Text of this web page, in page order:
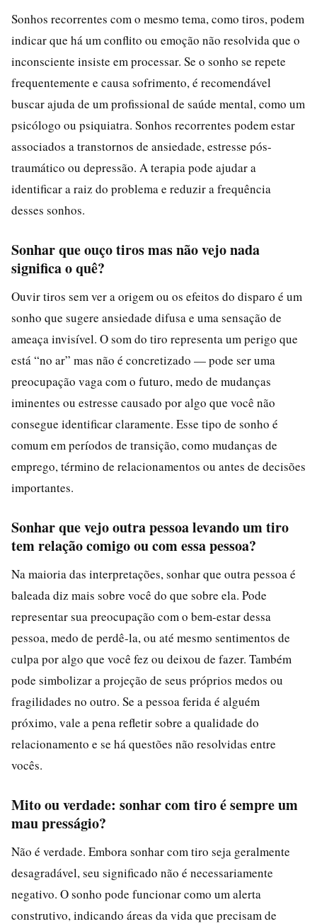
Sonhos recorrentes com o mesmo tema, como tiros, podem
indicar que há um conflito ou emoção não resolvida que o
inconsciente insiste em processar. Se o sonho se repete
frequentemente e causa sofrimento, é recomendável
buscar ajuda de um profissional de saúde mental, como um
psicólogo ou psiquiatra. Sonhos recorrentes podem estar
associados a transtornos de ansiedade, estresse pós-
traumático ou depressão. A terapia pode ajudar a
identificar a raiz do problema e reduzir a frequência
desses sonhos.
Sonhar que ouço tiros mas não vejo nada
significa o quê?
Ouvir tiros sem ver a origem ou os efeitos do disparo é um
sonho que sugere ansiedade difusa e uma sensação de
ameaça invisível. O som do tiro representa um perigo que
está “no ar” mas não é concretizado — pode ser uma
preocupação vaga com o futuro, medo de mudanças
iminentes ou estresse causado por algo que você não
consegue identificar claramente. Esse tipo de sonho é
comum em períodos de transição, como mudanças de
emprego, término de relacionamentos ou antes de decisões
importantes.
Sonhar que vejo outra pessoa levando um tiro
tem relação comigo ou com essa pessoa?
Na maioria das interpretações, sonhar que outra pessoa é
baleada diz mais sobre você do que sobre ela. Pode
representar sua preocupação com o bem-estar dessa
pessoa, medo de perdê-la, ou até mesmo sentimentos de
culpa por algo que você fez ou deixou de fazer. Também
pode simbolizar a projeção de seus próprios medos ou
fragilidades no outro. Se a pessoa ferida é alguém
próximo, vale a pena refletir sobre a qualidade do
relacionamento e se há questões não resolvidas entre
vocês.
Mito ou verdade: sonhar com tiro é sempre um
mau presságio?
Não é verdade. Embora sonhar com tiro seja geralmente
desagradável, seu significado não é necessariamente
negativo. O sonho pode funcionar como um alerta
construtivo, indicando áreas da vida que precisam de